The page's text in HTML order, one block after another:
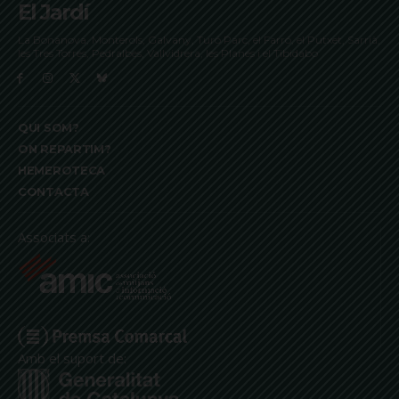
El Jardí
La Bonanova, Monterols, Galvany, Turó Parc, el Farró, el Putxet, Sarrià,
les Tres Torres, Pedralbes, Vallvidrera, les Planes i el Tibidabo
QUI SOM?
ON REPARTIM?
HEMEROTECA
CONTACTA
Associats a:
Amb el suport de: